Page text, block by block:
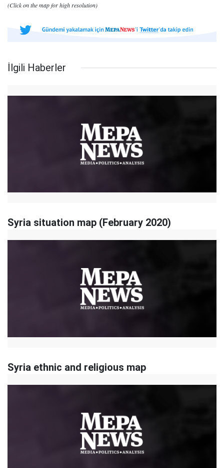
(Click on the map for high resolution)
İlgili Haberler
Syria situation map (February 2020)
Syria ethnic and religious map